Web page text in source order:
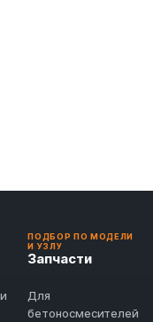
ПОДБОР ПО МОДЕЛИ
И УЗЛУ
Запчасти
Для
бетоносмесителей